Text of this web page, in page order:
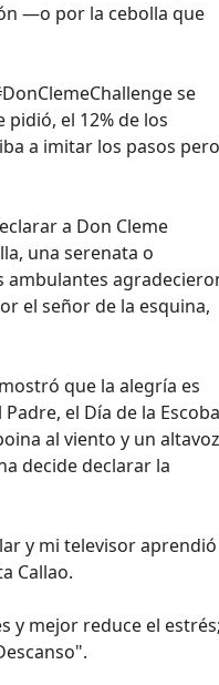
—o por la cebolla que
se
el 12% de los
a imitar los pasos pero
a Don Cleme
una serenata o
el señor de la esquina,
que la alegría es
el Día de la Escoba
al viento y un
decide declarar la
y mi televisor aprendió
Callao.
y mejor reduce el